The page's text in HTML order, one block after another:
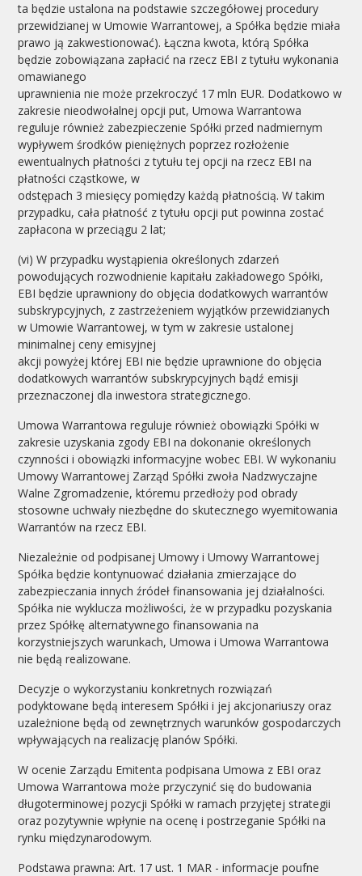
ta będzie ustalona na podstawie szczegółowej procedury
przewidzianej w Umowie Warrantowej, a Spółka będzie miała
prawo ją zakwestionować). Łączna kwota, którą Spółka
będzie zobowiązana zapłacić na rzecz EBI z tytułu wykonania
omawianego
uprawnienia nie może przekroczyć 17 mln EUR. Dodatkowo w
zakresie nieodwołalnej opcji put, Umowa Warrantowa
reguluje również zabezpieczenie Spółki przed nadmiernym
wypływem środków pieniężnych poprzez rozłożenie
ewentualnych płatności z tytułu tej opcji na rzecz EBI na
płatności cząstkowe, w
odstępach 3 miesięcy pomiędzy każdą płatnością. W takim
przypadku, cała płatność z tytułu opcji put powinna zostać
zapłacona w przeciągu 2 lat;
(vi) W przypadku wystąpienia określonych zdarzeń
powodujących rozwodnienie kapitału zakładowego Spółki,
EBI będzie uprawniony do objęcia dodatkowych warrantów
subskrypcyjnych, z zastrzeżeniem wyjątków przewidzianych
w Umowie Warrantowej, w tym w zakresie ustalonej
minimalnej ceny emisyjnej
akcji powyżej której EBI nie będzie uprawnione do objęcia
dodatkowych warrantów subskrypcyjnych bądź emisji
przeznaczonej dla inwestora strategicznego.
Umowa Warrantowa reguluje również obowiązki Spółki w
zakresie uzyskania zgody EBI na dokonanie określonych
czynności i obowiązki informacyjne wobec EBI. W wykonaniu
Umowy Warrantowej Zarząd Spółki zwoła Nadzwyczajne
Walne Zgromadzenie, któremu przedłoży pod obrady
stosowne uchwały niezbędne do skutecznego wyemitowania
Warrantów na rzecz EBI.
Niezależnie od podpisanej Umowy i Umowy Warrantowej
Spółka będzie kontynuować działania zmierzające do
zabezpieczania innych źródeł finansowania jej działalności.
Spółka nie wyklucza możliwości, że w przypadku pozyskania
przez Spółkę alternatywnego finansowania na
korzystniejszych warunkach, Umowa i Umowa Warrantowa
nie będą realizowane.
Decyzje o wykorzystaniu konkretnych rozwiązań
podyktowane będą interesem Spółki i jej akcjonariuszy oraz
uzależnione będą od zewnętrznych warunków gospodarczych
wpływających na realizację planów Spółki.
W ocenie Zarządu Emitenta podpisana Umowa z EBI oraz
Umowa Warrantowa może przyczynić się do budowania
długoterminowej pozycji Spółki w ramach przyjętej strategii
oraz pozytywnie wpłynie na ocenę i postrzeganie Spółki na
rynku międzynarodowym.
Podstawa prawna: Art. 17 ust. 1 MAR - informacje poufne